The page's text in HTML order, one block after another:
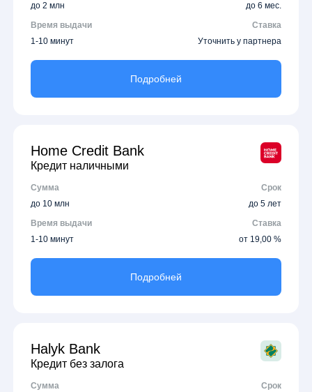
до 2 млн
до 6 мес.
Время выдачи
Ставка
1-10 минут
Уточнить у партнера
Подробней
Home Credit Bank
Кредит наличными
Сумма
Срок
до 10 млн
до 5 лет
Время выдачи
Ставка
1-10 минут
от 19,00 %
Подробней
Halyk Bank
Кредит без залога
Сумма
Срок